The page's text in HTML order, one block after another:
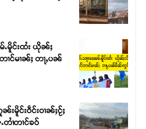
ႉမိူင်းထႆး ယိုၼ်ႈ
င်မၢၼ်ႈ တႃႇပၼ်
းမိူင်းဝဵင်းဝၢၼ်ႈငႂ်ႈ
တၢႆတၢင်ၶဝ်